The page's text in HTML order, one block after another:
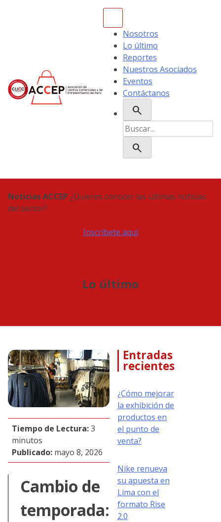
Nosotros
Lo último
Reportes
Nuestros Asociados
Eventos
Contáctanos
search
Buscar:
search
Noticias ACCEP ¿Quieres conocer las últimas noticias
del sector?
Inscríbete aquí
Lo último
Tiempo de Lectura:3
minutos
Publicado: mayo 8, 2026
Cambio de
temporada:
Entradas
recientes
¿Cómo mejorar
la exhibición de
productos en
el punto de
venta?
Nike renueva
su apuesta en
Lima con el
formato Rise
2.0